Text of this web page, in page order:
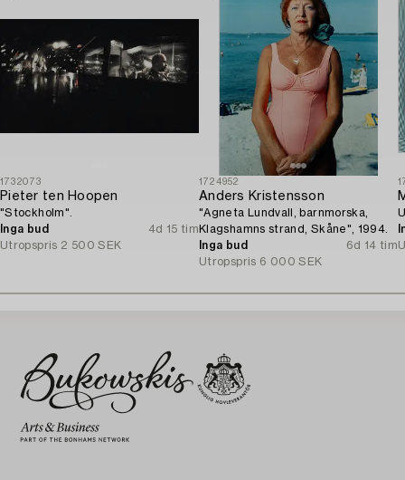
1732073
Pieter ten Hoopen
"Stockholm".
Inga bud
4d 15 tim
Utropspris 2 500 SEK
1724952
Anders Kristensson
"Agneta Lundvall, barnmorska,
Klagshamns strand, Skåne", 1994.
Inga bud
6d 14 tim
Utropspris 6 000 SEK